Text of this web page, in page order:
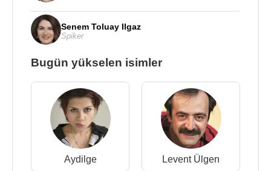
Senem Toluay Ilgaz
Spiker
Bugün yükselen isimler
Aydilge Levent Ülgen